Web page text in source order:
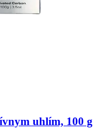
uhlím, 100 g